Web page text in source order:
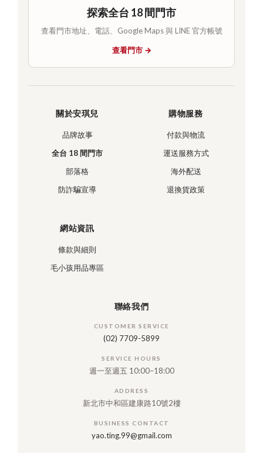
探索全台 18 間門市
查看門市地址、電話、Google Maps 與 LINE 官方帳號
查看門市 →
關於安琪兒
品牌故事
全台 18 間門市
部落格
防詐騙宣導
購物服務
付款與物流
運送服務方式
海外配送
退換貨政策
網站資訊
條款與細則
毛小孩用品專區
聯絡我們
CUSTOMER SERVICE
(02) 7709-5899
SERVICE HOURS
週一至週五 10:00–18:00
ADDRESS
新北市中和區建康路10號2樓
BUSINESS CONTACT
yao.ting.99@gmail.com